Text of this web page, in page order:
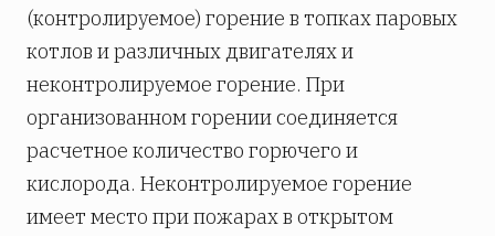
(контролируемое) горение в топках паровых
котлов и различных двигателях и
неконтролируемое горение. При
организованном горении соединяется
расчетное количество горючего и
кислорода. Неконтролируемое горение
имеет место при пожарах в открытом